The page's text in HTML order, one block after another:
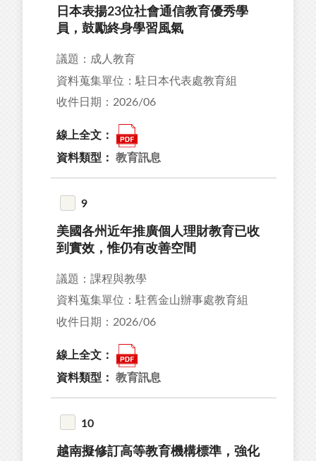
日本表揚23位社會通信教育優秀學
員，鼓勵終身學習風氣
議題：成人教育
資料蒐集單位：駐日本代表處教育組
收件日期：2026/06
線上全文：
資料類型： 教育訊息
9
美國各州近年推廣個人理財教育已收
到實效，惟仍有改善空間
議題：課程與教學
資料蒐集單位：駐舊金山辦事處教育組
收件日期：2026/06
線上全文：
資料類型： 教育訊息
10
越南擬修訂高等教育機構標準，強化